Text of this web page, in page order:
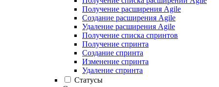
Получение расширения Agile
Создание расширения Agile
Удаление расширения Agile
Получение списка спринтов
Получение спринта
Создание спринта
Изменение спринта
Удаление спринта
Статусы